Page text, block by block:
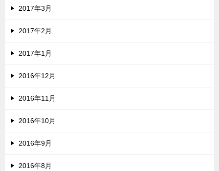
2017年3月
2017年2月
2017年1月
2016年12月
2016年11月
2016年10月
2016年9月
2016年8月